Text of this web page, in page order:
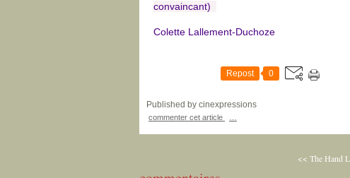
convaincant)
Colette Lallement-Duchoze
Repost 0
Published by cinexpressions
commenter cet article
<< The Hand